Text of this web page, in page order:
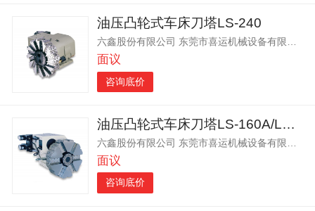
油压凸轮式车床刀塔LS-240
六鑫股份有限公司 东莞市喜运机械设备有限公司
面议
咨询底价
油压凸轮式车床刀塔LS-160A/LS-200
六鑫股份有限公司 东莞市喜运机械设备有限公司
面议
咨询底价